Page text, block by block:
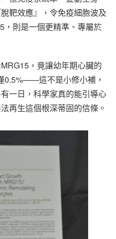
靶效應』，令免疫細胞波及
，則是一個更精準、專屬於
，竟讓幼年期心臟的
0.5%——這不是小修小補，
一日，科學家真的能引導心
再生這個根深蒂固的信條。